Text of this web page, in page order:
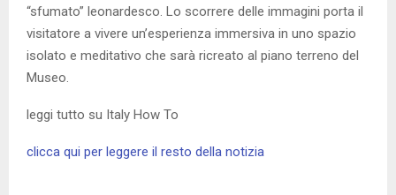
“sfumato” leonardesco. Lo scorrere delle immagini porta il
visitatore a vivere un’esperienza immersiva in uno spazio
isolato e meditativo che sarà ricreato al piano terreno del
Museo.
leggi tutto su Italy How To
clicca qui per leggere il resto della notizia